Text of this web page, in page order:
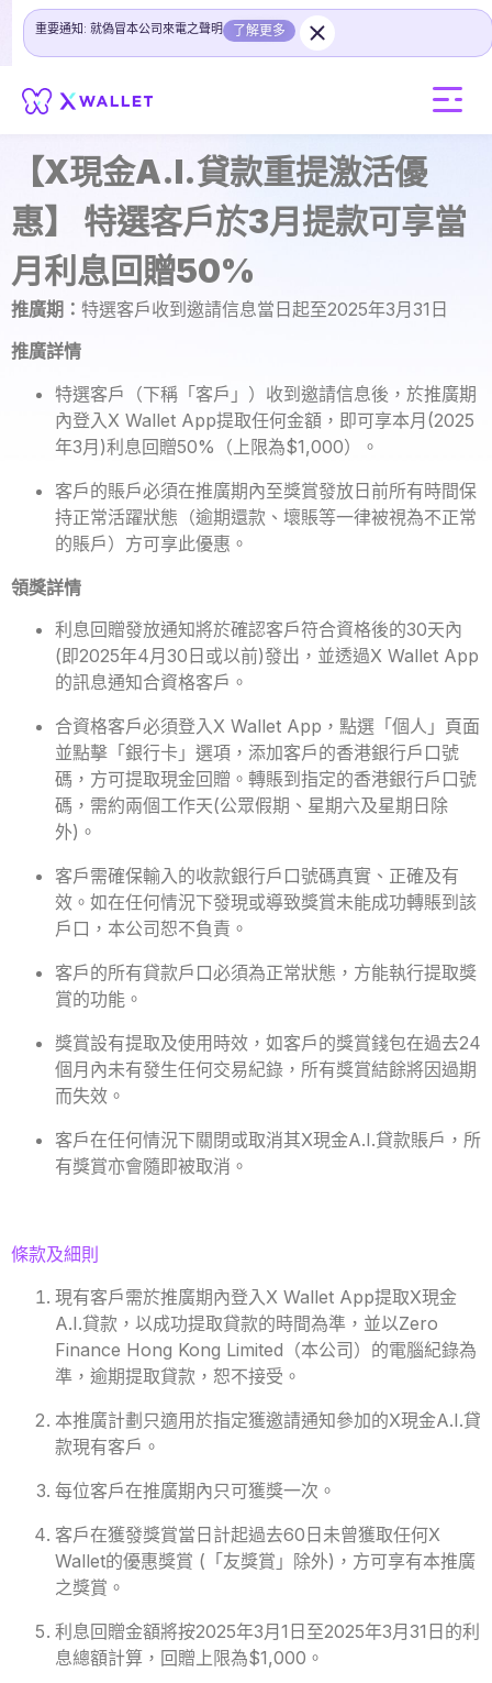
重要通知: 就偽冒本公司來電之聲明 了解更多
【X現金A.I.貸款重提激活優
惠】 特選客戶於3月提款可享當
月利息回贈50%
推廣期： 特選客戶收到邀請信息當日起至2025年3月31日
推廣詳情
特選客戶（下稱「客戶」）收到邀請信息後，於推廣期
內登入X Wallet App提取任何金額，即可享本月(2025
年3月)利息回贈50%（上限為$1,000）。
客戶的賬戶必須在推廣期內至獎賞發放日前所有時間保
持正常活躍狀態（逾期還款、壞賬等一律被視為不正常
的賬戶）方可享此優惠。
領獎詳情
利息回贈發放通知將於確認客戶符合資格後的30天內
(即2025年4月30日或以前)發出，並透過X Wallet App
的訊息通知合資格客戶。
合資格客戶必須登入X Wallet App，點選「個人」頁面
並點擊「銀行卡」選項，添加客戶的香港銀行戶口號
碼，方可提取現金回贈。轉賬到指定的香港銀行戶口號
碼，需約兩個工作天(公眾假期、星期六及星期日除
外)。
客戶需確保輸入的收款銀行戶口號碼真實、正確及有
效。如在任何情況下發現或導致獎賞未能成功轉賬到該
戶口，本公司恕不負責。
客戶的所有貸款戶口必須為正常狀態，方能執行提取獎
賞的功能。
獎賞設有提取及使用時效，如客戶的獎賞錢包在過去24
個月內未有發生任何交易紀錄，所有獎賞結餘將因過期
而失效。
客戶在任何情況下關閉或取消其X現金A.I.貸款賬戶，所
有獎賞亦會隨即被取消。
條款及細則
現有客戶需於推廣期內登入X Wallet App提取X現金
A.I.貸款，以成功提取貸款的時間為準，並以Zero
Finance Hong Kong Limited（本公司）的電腦紀錄為
準，逾期提取貸款，恕不接受。
本推廣計劃只適用於指定獲邀請通知參加的X現金A.I.貸
款現有客戶。
每位客戶在推廣期內只可獲獎一次。
客戶在獲發獎賞當日計起過去60日未曾獲取任何X
Wallet的優惠獎賞 (「友獎賞」除外)，方可享有本推廣
之獎賞。
利息回贈金額將按2025年3月1日至2025年3月31日的利
息總額計算，回贈上限為$1,000。